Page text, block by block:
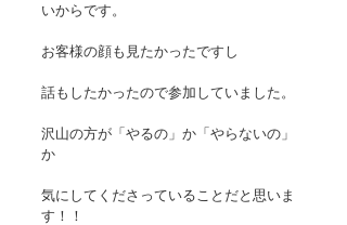
いからです。
お客様の顔も見たかったですし
話もしたかったので参加していました。
沢山の方が「やるの」か「やらないの」
か
気にしてくださっていることだと思いま
す！！